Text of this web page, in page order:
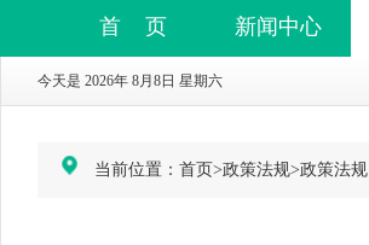
首 页 新闻中心
今天是 2026年 8月8日 星期六
当前位置： 首页>政策法规>政策法规